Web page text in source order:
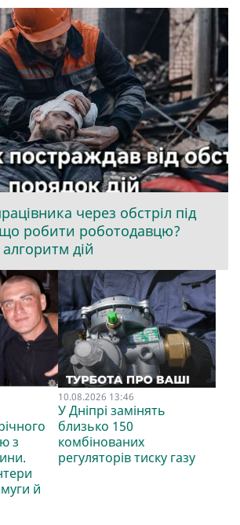
через обстріл під
робити роботодавцю?
дій
з
й
10.08.2026 13:46
У Дніпрі замінять
близько 150
комбінованих
регуляторів тиску газу